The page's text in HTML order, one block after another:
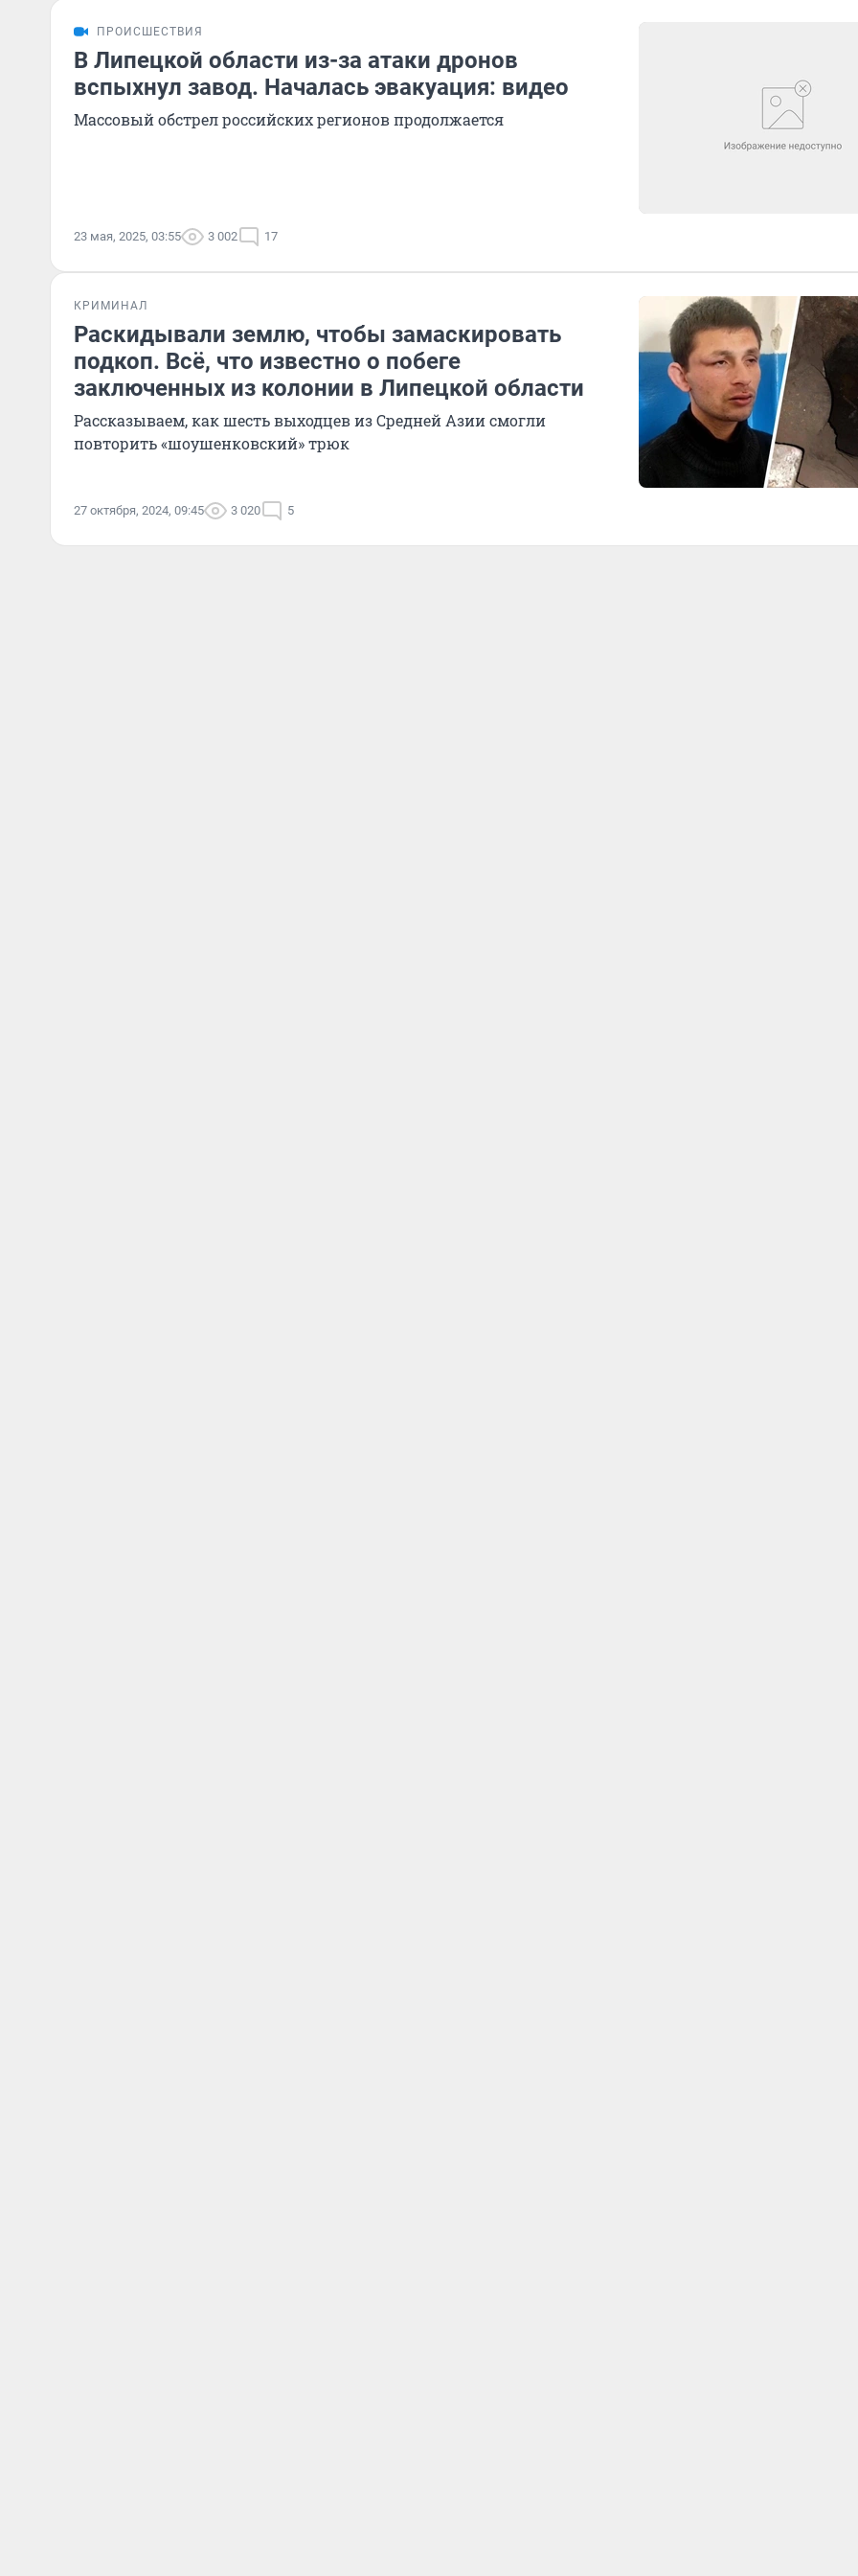
ПРОИСШЕСТВИЯ
В Липецкой области из-за атаки дронов
вспыхнул завод. Началась эвакуация: видео
Массовый обстрел российских регионов продолжается
23 мая, 2025, 03:55 3 002 17
КРИМИНАЛ
Раскидывали землю, чтобы замаскировать
подкоп. Всё, что известно о побеге
заключенных из колонии в Липецкой области
Рассказываем, как шесть выходцев из Средней Азии смогли
повторить «шоушенковский» трюк
27 октября, 2024, 09:45 3 020 5